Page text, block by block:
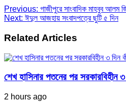
Previous: গাজীপুরে সাংবাদিক মাহবুব আলম
Next: ঈদুল আজহায় সংবাদপত্রে ছুটি ৫ দিন
Related Articles
শেখ হাসিনার পতনের পর সরকারবিহীন
2 hours ago